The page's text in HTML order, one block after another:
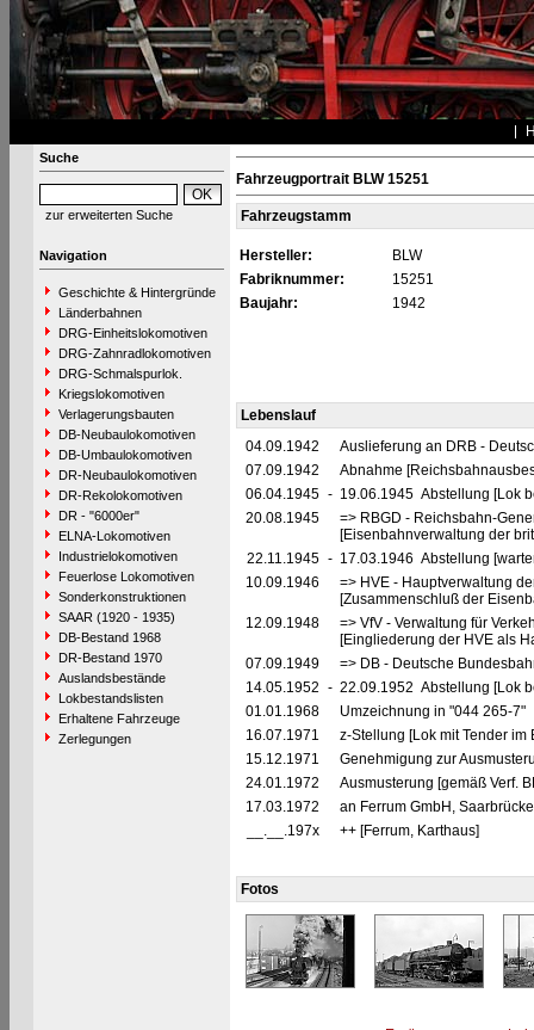
Suche
zur erweiterten Suche
Navigation
Geschichte & Hintergründe
Länderbahnen
DRG-Einheitslokomotiven
DRG-Zahnradlokomotiven
DRG-Schmalspurlok.
Kriegslokomotiven
Verlagerungsbauten
DB-Neubaulokomotiven
DB-Umbaulokomotiven
DR-Neubaulokomotiven
DR-Rekolokomotiven
DR - "6000er"
ELNA-Lokomotiven
Industrielokomotiven
Feuerlose Lokomotiven
Sonderkonstruktionen
SAAR (1920 - 1935)
DB-Bestand 1968
DR-Bestand 1970
Auslandsbestände
Lokbestandslisten
Erhaltene Fahrzeuge
Zerlegungen
Fahrzeugportrait BLW 15251
Fahrzeugstamm
Hersteller:
BLW
Fabriknummer:
15251
Baujahr:
1942
Lebenslauf
04.09.1942
Auslieferung an DRB -
07.09.1942
Abnahme
06.04.1945 - 19.06.1945 Abstellung [Lok
20.08.1945
=> RBGD - Reichsbahn-
[Eisenbahnverwaltung der
22.11.1945 - 17.03.1946 Abstellung
10.09.1946
=> HVE - Hauptverwaltung
[Zusammenschluß der
12.09.1948
=> VfV - Verwaltung für
[Eingliederung der HVE als
07.09.1949
=> DB - Deutsche
14.05.1952 - 22.09.1952 Abstellung [Lok
01.01.1968
Umzeichnung in "044 265-7"
16.07.1971
z-Stellung [Lok mit Tender im
15.12.1971
Genehmigung zur
24.01.1972
Ausmusterung [gemäß Verf.
17.03.1972
an Ferrum GmbH,
__.__.197x
++ [Ferrum, Karthaus]
Fotos